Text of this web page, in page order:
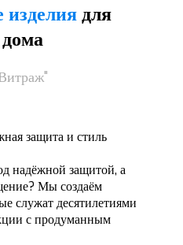
изделиядля
защита и стиль
надёжной защитой, а
Мы создаём
служат десятилетиями
с продуманным